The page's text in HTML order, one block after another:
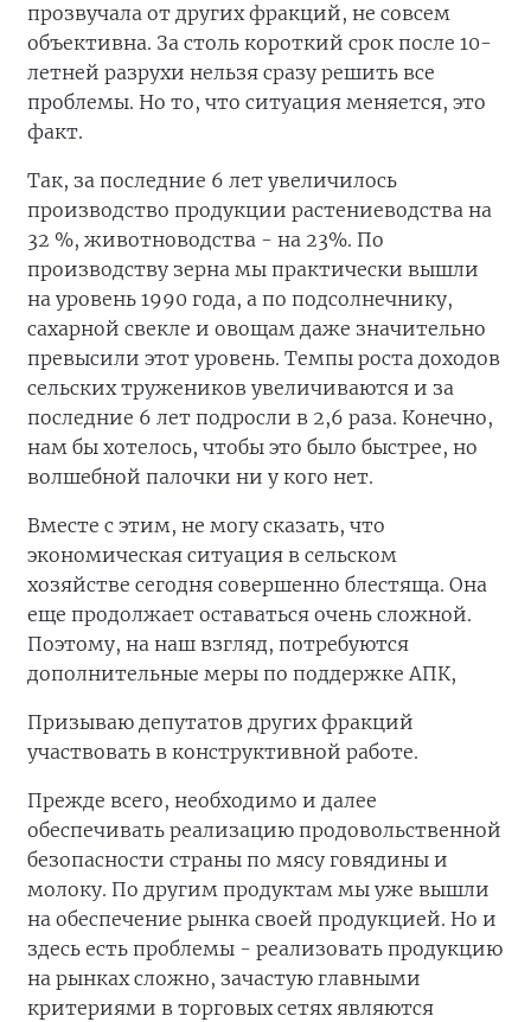
прозвучала от других фракций, не совсем
объективна. За столь короткий срок после 10-
летней разрухи нельзя сразу решить все
проблемы. Но то, что ситуация меняется, это
факт.
Так, за последние 6 лет увеличилось
производство продукции растениеводства на
32 %, животноводства - на 23%. По
производству зерна мы практически вышли
на уровень 1990 года, а по подсолнечнику,
сахарной свекле и овощам даже значительно
превысили этот уровень. Темпы роста доходов
сельских тружеников увеличиваются и за
последние 6 лет подросли в 2,6 раза. Конечно,
нам бы хотелось, чтобы это было быстрее, но
волшебной палочки ни у кого нет.
Вместе с этим, не могу сказать, что
экономическая ситуация в сельском
хозяйстве сегодня совершенно блестяща. Она
еще продолжает оставаться очень сложной.
Поэтому, на наш взгляд, потребуются
дополнительные меры по поддержке АПК,
Призываю депутатов других фракций
участвовать в конструктивной работе.
Прежде всего, необходимо и далее
обеспечивать реализацию продовольственной
безопасности страны по мясу говядины и
молоку. По другим продуктам мы уже вышли
на обеспечение рынка своей продукцией. Но и
здесь есть проблемы - реализовать продукцию
на рынках сложно, зачастую главными
критериями в торговых сетях являются